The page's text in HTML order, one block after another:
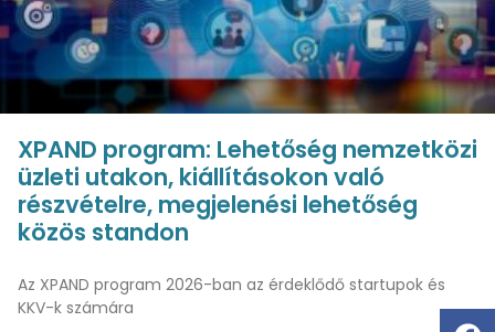
XPAND program: Lehetőség nemzetközi
üzleti utakon, kiállításokon való
részvételre, megjelenési lehetőség
közös standon
Az XPAND program 2026-ban az érdeklődő startupok és
KKV-k számára